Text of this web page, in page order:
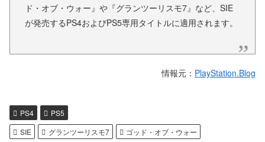
ド・オブ・ウォー』や『グランツーリスモ7』など、SIE
が発売するPS4およびPS5専用タイトルに適用されます。
情報元： PlayStation.Blog
PS4
PS5
SIE
グランツーリスモ7 ゴッド・オブ・ウォー